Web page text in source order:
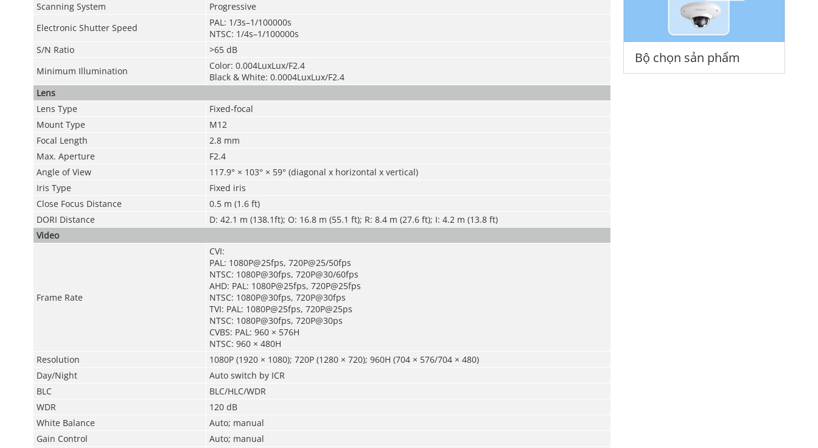
Bộ chọn sản phẩm
Scanning System
Progressive
Electronic Shutter Speed
PAL: 1/3s–1/100000s
NTSC: 1/4s–1/100000s
S/N Ratio
>65 dB
Minimum Illumination
Color: 0.004LuxLux/F2.4
Black & White: 0.0004LuxLux/F2.4
Lens
Lens Type
Fixed-focal
Mount Type
M12
Focal Length
2.8 mm
Max. Aperture
F2.4
Angle of View
117.9° × 103° × 59° (diagonal x horizontal x vertical)
Iris Type
Fixed iris
Close Focus Distance
0.5 m (1.6 ft)
DORI Distance
D: 42.1 m (138.1ft); O: 16.8 m (55.1 ft); R: 8.4 m (27.6 ft); I: 4.2 m (13.8 ft)
Video
Frame Rate
CVI:
PAL: 1080P@25fps, 720P@25/50fps
NTSC: 1080P@30fps, 720P@30/60fps
AHD: PAL: 1080P@25fps, 720P@25fps
NTSC: 1080P@30fps, 720P@30fps
TVI: PAL: 1080P@25fps, 720P@25ps
NTSC: 1080P@30fps, 720P@30ps
CVBS: PAL: 960 × 576H
NTSC: 960 × 480H
Resolution
1080P (1920 × 1080); 720P (1280 × 720); 960H (704 × 576/704 × 480)
Day/Night
Auto switch by ICR
BLC
BLC/HLC/WDR
WDR
120 dB
White Balance
Auto; manual
Gain Control
Auto; manual